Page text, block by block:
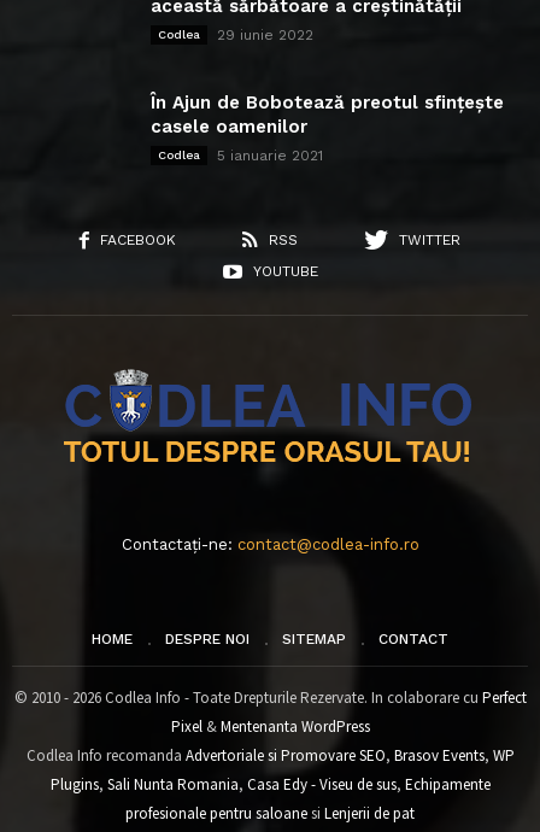
această sărbătoare a creștinătății
Codlea 29 iunie 2022
În Ajun de Bobotează preotul sfințește
casele oamenilor
Codlea 5 ianuarie 2021
FACEBOOK RSS
TWITTER
YOUTUBE
Contactați-ne: contact@codlea-info.ro
HOME DESPRE NOI SITEMAP CONTACT
© 2010 - 2026 Codlea Info - Toate Drepturile Rezervate. In colaborare cu Perfect
Pixel&Mentenanta WordPress
Codlea Info recomanda Advertoriale si Promovare SEO, Brasov Events, WP
Plugins, Sali Nunta Romania, Casa Edy - Viseu de sus, Echipamente
profesionale pentru saloanesi Lenjerii de pat